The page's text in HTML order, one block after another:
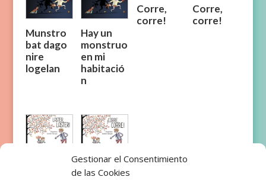
Gestionar el Consentimiento
de las Cookies
Munstro
bat dago
nire
logelan
Hay un
monstruo
en mi
habitació
n
Corre,
corre!
Corre,
corre!
¡Corre,